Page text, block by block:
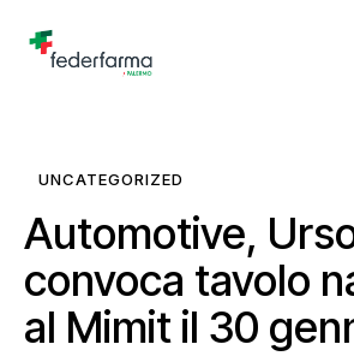
UNCATEGORIZED
Automotive,
convoca tavolo
al Mimit il 30